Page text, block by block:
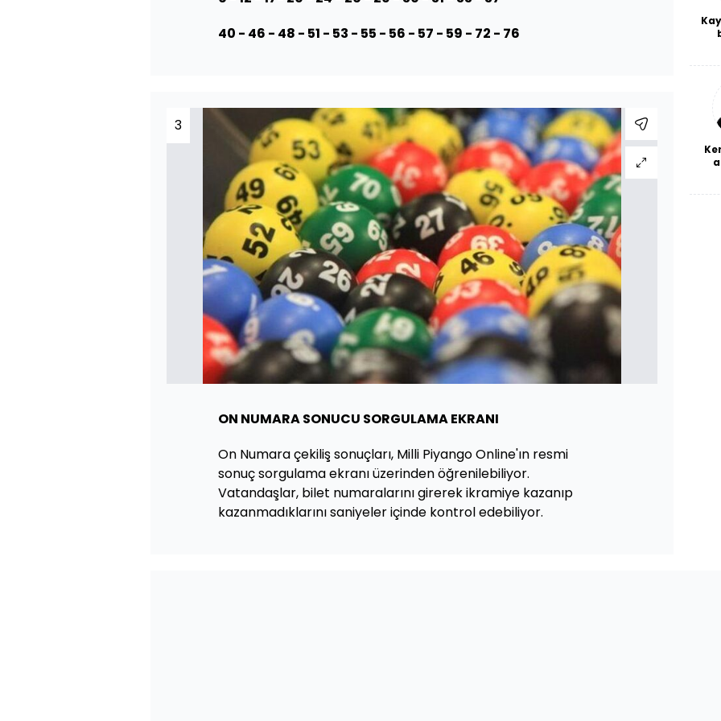
40 - 46 - 48 - 51 - 53 - 55 - 56 - 57 - 59 - 72 - 76
3
ON NUMARA SONUCU SORGULAMA EKRANI
On Numara çekiliş sonuçları, Milli Piyango Online'ın resmi
sonuç sorgulama ekranı üzerinden öğrenilebiliyor.
Vatandaşlar, bilet numaralarını girerek ikramiye kazanıp
kazanmadıklarını saniyeler içinde kontrol edebiliyor.